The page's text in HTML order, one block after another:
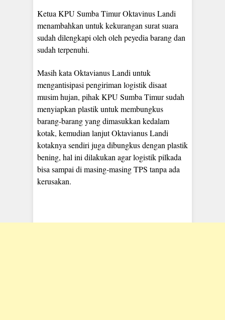
Ketua KPU Sumba Timur Oktavinus Landi
menambahkan untuk kekurangan surat suara
sudah dilengkapi oleh oleh peyedia barang dan
sudah terpenuhi.
Masih kata Oktavianus Landi untuk
mengantisipasi pengiriman logistik disaat
musim hujan, pihak KPU Sumba Timur sudah
menyiapkan plastik untuk membungkus
barang-barang yang dimasukkan kedalam
kotak, kemudian lanjut Oktavianus Landi
kotaknya sendiri juga dibungkus dengan plastik
bening, hal ini dilakukan agar logistik pilkada
bisa sampai di masing-masing TPS tanpa ada
kerusakan.